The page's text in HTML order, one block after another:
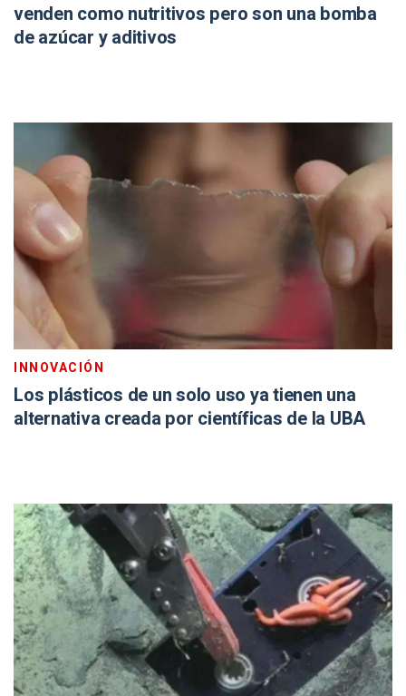
venden como nutritivos pero son una bomba
de azúcar y aditivos
INNOVACIÓN
Los plásticos de un solo uso ya tienen una
alternativa creada por científicas de la UBA